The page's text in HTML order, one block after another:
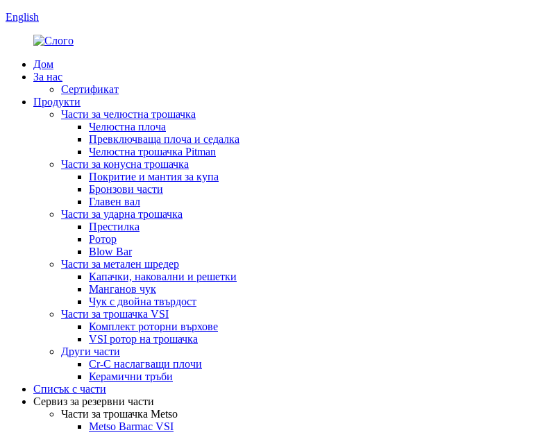
English
Дом
За нас
Сертификат
Продукти
Части за челюстна трошачка
Челюстна плоча
Превключваща плоча и седалка
Челюстна трошачка Pitman
Части за конусна трошачка
Покритие и мантия за купа
Бронзови части
Главен вал
Части за ударна трошачка
Престилка
Ротор
Blow Bar
Части за метален шредер
Капачки, наковални и решетки
Манганов чук
Чук с двойна твърдост
Части за трошачка VSI
Комплект роторни върхове
VSI ротор на трошачка
Други части
Cr-C наслагващи плочи
Керамични тръби
Списък с части
Сервиз за резервни части
Части за трошачка Metso
Metso Barmac VSI